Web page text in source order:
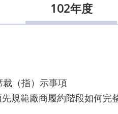
102年度
（指）示事項
規範廠商履約階段如何